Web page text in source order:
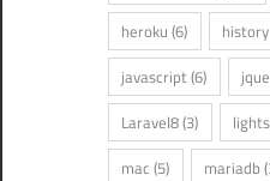
heroku (6) history
javascript(6)
Laravel8(3)
mac (5) mariadb